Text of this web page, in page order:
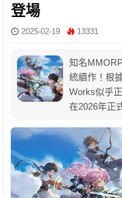
登場
2025-02-19 13331
知名
統續作！根
Works似乎
在2026年正